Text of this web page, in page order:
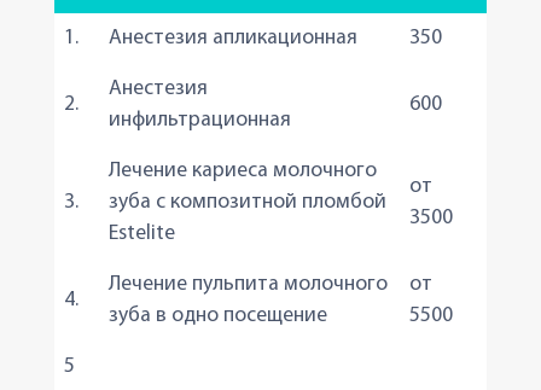
1. Анестезия апликационная 350
2.
Анестезия
инфильтрационная
600
3.
Лечение кариеса молочного
зуба с композитной пломбой
Estelite
от
3500
4.
Лечение пульпита молочного
зуба в одно посещение
от
5500
5